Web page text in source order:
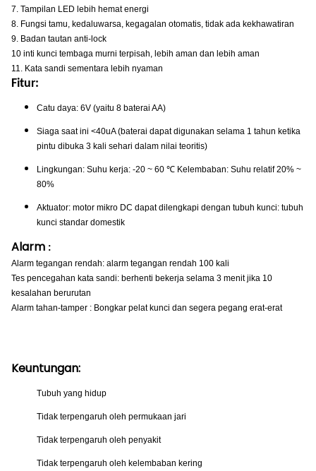
7. Tampilan LED lebih hemat energi
8. Fungsi tamu, kedaluwarsa, kegagalan otomatis, tidak ada kekhawatiran
9. Badan tautan anti-lock
10 inti kunci tembaga murni terpisah, lebih aman dan lebih aman
11. Kata sandi sementara lebih nyaman
Fitur:
Catu daya: 6V (yaitu 8 baterai AA)
Siaga saat ini <40uA (baterai dapat digunakan selama 1 tahun ketika
pintu dibuka 3 kali sehari dalam nilai teoritis)
Lingkungan: Suhu kerja: -20 ~ 60 ℃ Kelembaban: Suhu relatif 20% ~
80%
Aktuator: motor mikro DC dapat dilengkapi dengan tubuh kunci: tubuh
kunci standar domestik
Alarm :
Alarm tegangan rendah: alarm tegangan rendah 100 kali
Tes pencegahan kata sandi: berhenti bekerja selama 3 menit jika 10
kesalahan berurutan
Alarm tahan-tamper : Bongkar pelat kunci dan segera pegang erat-erat
Keuntungan:
Tubuh yang hidup
Tidak terpengaruh oleh permukaan jari
Tidak terpengaruh oleh penyakit
Tidak terpengaruh oleh kelembaban kering